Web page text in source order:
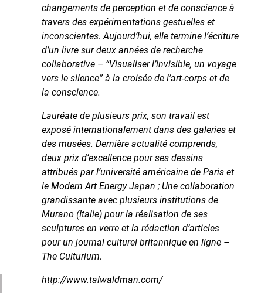
changements de perception et de conscience à
travers des expérimentations gestuelles et
inconscientes. Aujourd’hui, elle termine l’écriture
d’un livre sur deux années de recherche
collaborative – “Visualiser l’invisible, un voyage
vers le silence” à la croisée de l’art-corps et de
la conscience.
Lauréate de plusieurs prix, son travail est
exposé internationalement dans des galeries et
des musées. Dernière actualité comprends,
deux prix d’excellence pour ses dessins
attribués par l’université américaine de Paris et
le Modern Art Energy Japan ; Une collaboration
grandissante avec plusieurs institutions de
Murano (Italie) pour la réalisation de ses
sculptures en verre et la rédaction d’articles
pour un journal culturel britannique en ligne –
The Culturium.
http://www.talwaldman.com/